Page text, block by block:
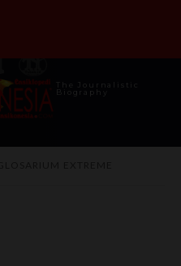
The Journalistic
Biography